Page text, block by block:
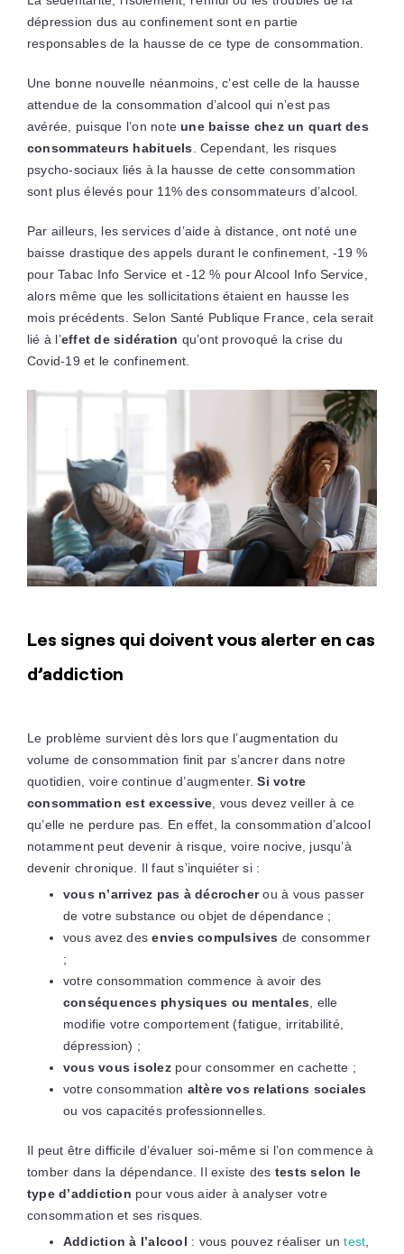
dépression dus au confinement sont en partie
responsables de la hausse de ce type de consommation.
Une bonne nouvelle néanmoins, c’est celle de la hausse
attendue de la consommation d’alcool qui n’est pas
avérée, puisque l’on noteune baisse chez un quart des
consommateurs habituels . Cependant, les risques
psycho-sociaux liés à la hausse de cette consommation
sont plus élevés pour 11% des consommateurs d’alcool.
Par ailleurs, les services d’aide à distance, ont noté une
baisse drastique des appels durant le confinement, -19 %
pour Tabac Info Service et -12 % pour Alcool Info Service,
alors même que les sollicitations étaient en hausse les
mois précédents. Selon Santé Publique France, cela serait
lié à l’effet de sidération qu’ont provoqué la crise du
Covid-19 et le confinement.
Les signes qui doivent vous alerter en cas
d’addiction
Le problème survient dès lors que l’augmentation du
volume de consommation finit par s’ancrer dans notre
quotidien, voire continue d’augmenter.Si votre
consommation est excessive, vous devez veiller à ce
qu’elle ne perdure pas. En effet, la consommation d’alcool
notamment peut devenir à risque, voire nocive, jusqu’à
devenir chronique. Il faut s’inquiéter si :
vous n’arrivez pas à décrocherou à vous passer
de votre substance ou objet de dépendance ;
vous avez des envies compulsives de consommer
;
votre consommation commence à avoir des
conséquences physiques ou mentales, elle
modifie votre comportement (fatigue, irritabilité,
dépression) ;
vous vous isolezpour consommer en cachette ;
votre consommation altère vos relations sociales
ou vos capacités professionnelles.
Il peut être difficile d’évaluer soi-même si l’on commence à
tomber dans la dépendance. Il existe des tests selon le
type d’addiction pour vous aider à analyser votre
consommation et ses risques.
Addiction à l’alcool : vous pouvez réaliser untest,